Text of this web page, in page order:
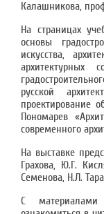
Калашникова,
На страницах
основы
искусства,
архитектурных
русской
проектирование
Пономарев
современного
На выставке
Грахова, Ю.Г.
Семенова, Н.Л.
С